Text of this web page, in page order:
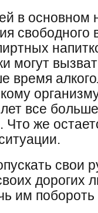
в основном
могут
время
все
же
свои
дорогих
им побороть